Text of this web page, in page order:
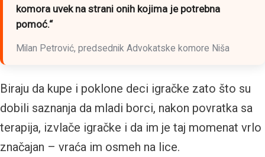
komora uvek na strani onih kojima je potrebna
pomoć.“
Milan Petrović, predsednik Advokatske komore Niša
Biraju da kupe i poklone deci igračke zato što su
dobili saznanja da mladi borci, nakon povratka sa
terapija, izvlače igračke i da im je taj momenat vrlo
značajan – vraća im osmeh na lice.